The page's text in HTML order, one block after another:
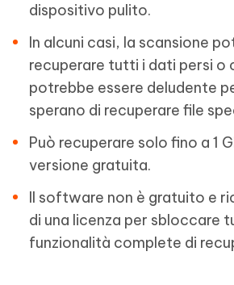
dispositivo pulito.
In alcuni casi, la scansione
recuperare tutti i dati persi o
potrebbe essere deludente
sperano di recuperare file
Può recuperare solo fino a 1
versione gratuita.
Il software non è gratuito e
di una licenza per sbloccare
funzionalità complete di